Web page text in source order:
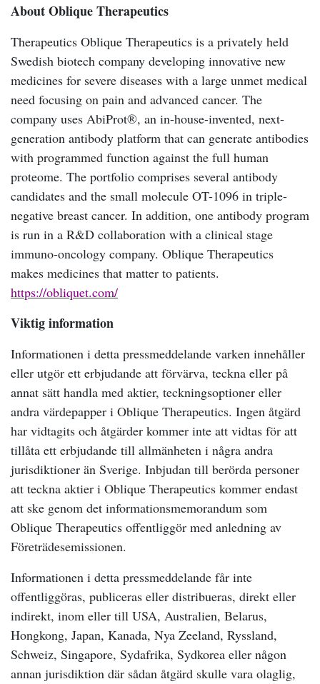
About Oblique Therapeutics
Therapeutics Oblique Therapeutics is a privately held
Swedish biotech company developing innovative new
medicines for severe diseases with a large unmet medical
need focusing on pain and advanced cancer. The
company uses AbiProt®, an in-house-invented, next-
generation antibody platform that can generate antibodies
with programmed function against the full human
proteome. The portfolio comprises several antibody
candidates and the small molecule OT-1096 in triple-
negative breast cancer. In addition, one antibody program
is run in a R&D collaboration with a clinical stage
immuno-oncology company. Oblique Therapeutics
makes medicines that matter to patients.
https://obliquet.com/
Viktig information
Informationen i detta pressmeddelande varken innehåller
eller utgör ett erbjudande att förvärva, teckna eller på
annat sätt handla med aktier, teckningsoptioner eller
andra värdepapper i Oblique Therapeutics. Ingen åtgärd
har vidtagits och åtgärder kommer inte att vidtas för att
tillåta ett erbjudande till allmänheten i några andra
jurisdiktioner än Sverige. Inbjudan till berörda personer
att teckna aktier i Oblique Therapeutics kommer endast
att ske genom det informationsmemorandum som
Oblique Therapeutics offentliggör med anledning av
Företrädesemissionen.
Informationen i detta pressmeddelande får inte
offentliggöras, publiceras eller distribueras, direkt eller
indirekt, inom eller till USA, Australien, Belarus,
Hongkong, Japan, Kanada, Nya Zeeland, Ryssland,
Schweiz, Singapore, Sydafrika, Sydkorea eller någon
annan jurisdiktion där sådan åtgärd skulle vara olaglig,